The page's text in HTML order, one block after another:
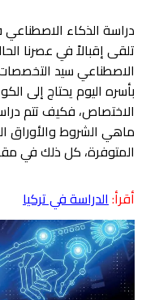
دراسة الذكاء
تلقى إقبالاً في عصرنا
الاصطناعي سيد
بأسره اليوم يحتاج إلى
الاختصاص، فكيف تتم
ماهي الشروط والأوراق
المتوفرة، كل ذلك في
أقرأ:الدراسة في تركيا